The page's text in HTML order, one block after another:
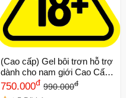
(Cao cấp) Gel bôi trơn hỗ trợ
dành cho nam giới Cao Cấp
Nhập Khẩu - Promescent
2.6ml Chính hãng
750.000đ 990.000đ